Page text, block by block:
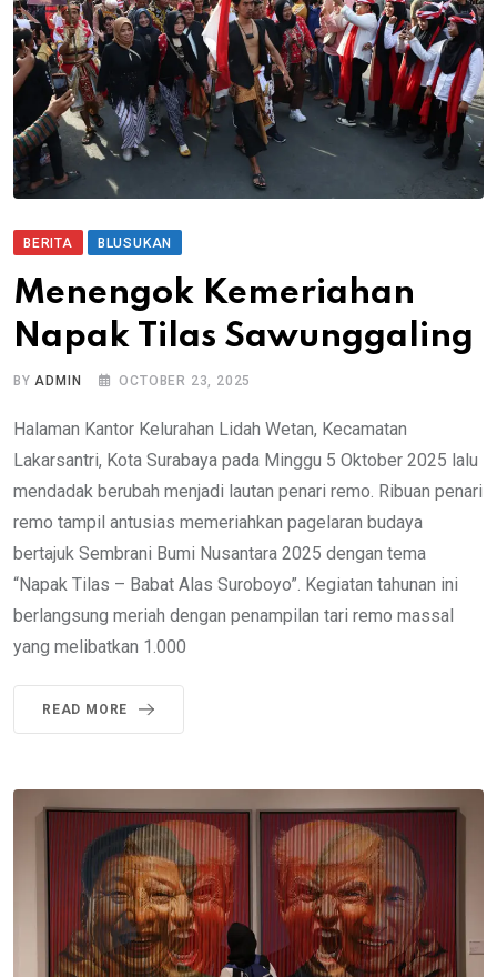
BERITA BLUSUKAN
Menengok Kemeriahan
Napak Tilas Sawunggaling
BYADMIN OCTOBER 23, 2025
Halaman Kantor Kelurahan Lidah Wetan, Kecamatan
Lakarsantri, Kota Surabaya pada Minggu 5 Oktober 2025 lalu
mendadak berubah menjadi lautan penari remo. Ribuan penari
remo tampil antusias memeriahkan pagelaran budaya
bertajuk Sembrani Bumi Nusantara 2025 dengan tema
“Napak Tilas – Babat Alas Suroboyo”. Kegiatan tahunan ini
berlangsung meriah dengan penampilan tari remo massal
yang melibatkan 1.000
READ MORE